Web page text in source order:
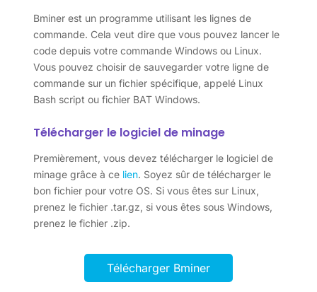
Bminer est un programme utilisant les lignes de
commande. Cela veut dire que vous pouvez lancer le
code depuis votre commande Windows ou Linux.
Vous pouvez choisir de sauvegarder votre ligne de
commande sur un fichier spécifique, appelé Linux
Bash script ou fichier BAT Windows.
Télécharger le logiciel de minage
Premièrement, vous devez télécharger le logiciel de
minage grâce à ce lien. Soyez sûr de télécharger le
bon fichier pour votre OS. Si vous êtes sur Linux,
prenez le fichier .tar.gz, si vous êtes sous Windows,
prenez le fichier .zip.
Télécharger Bminer